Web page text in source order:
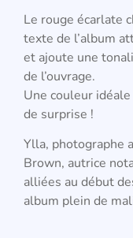
Le rouge écarlate
texte de l’album
et ajoute une
de l’ouvrage.
Une couleur
de surprise !
Ylla, photographe
Brown, autrice
alliées au début
album plein de